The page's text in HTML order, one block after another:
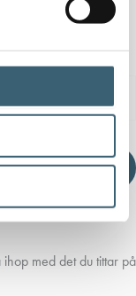
med det du tittar på